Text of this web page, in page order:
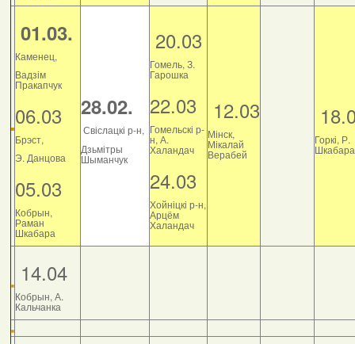
01.03.
Каменец,
Вадзім
Пракапчук
06.03
Брэст,
Э. Данцова
05.03
Кобрын,
Раман
Шкабара
28.02.
Свіслацкі р-н,
Дзьмітры
Шыманчук
20.03
Гомель, З.
Гарошка
22.03
Гомельскі р-
н, А.
Халандач
24.03
Хойніцкі р-н,
Арцём
Халандач
12.03
Мінск,
Мікалай
Верабей
Горкі, Р.
Шкабара
14.04
Кобрын, А.
Кальчанка